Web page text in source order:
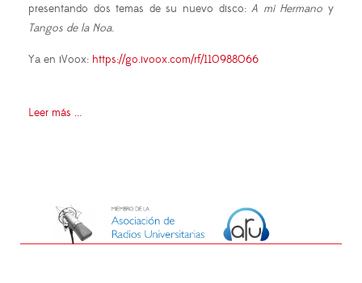
presentando dos temas de su nuevo disco:A mi Hermano y
Tangos de la Noa.
Ya en iVoox: https://go.ivoox.com/rf/110988066
Leer más ...